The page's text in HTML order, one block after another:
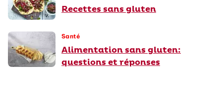
Recettes sans gluten
Santé
Alimentation sans gluten:
questions et réponses